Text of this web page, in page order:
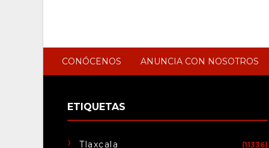
CONÓCENOS ANUNCIA CON NOSOTROS
ETIQUETAS
Tlaxcala (11336)